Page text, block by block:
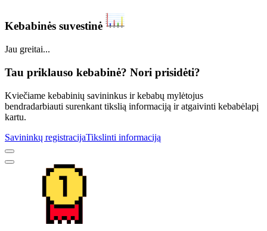
Kebabinės suvestinė
Jau greitai...
Tau priklauso kebabinė? Nori prisidėti?
Kviečiame kebabinių savininkus ir kebabų mylėtojus
bendradarbiauti surenkant tikslią informaciją ir atgaivinti kebabėlapį
kartu.
Savininkų registracijaTikslinti informaciją